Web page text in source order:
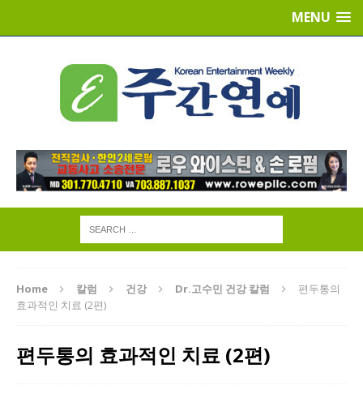
MENU
Home 칼럼 건강 Dr.고수민 건강 칼럼
편두통의
효과적인 치료 (2편)
편두통의 효과적인 치료 (2편)